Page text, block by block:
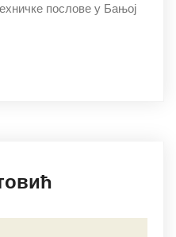
послове у Бањој